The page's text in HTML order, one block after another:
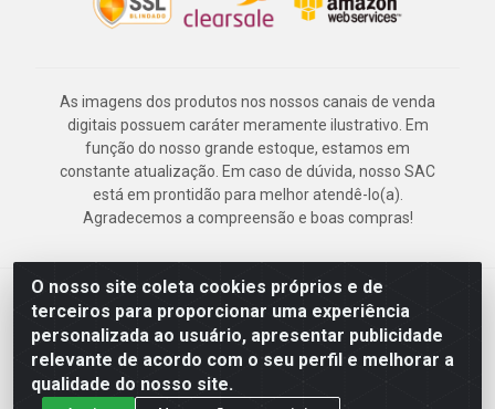
O nosso site coleta cookies próprios e de
terceiros para proporcionar uma experiência
personalizada ao usuário, apresentar publicidade
relevante de acordo com o seu perfil e melhorar a
qualidade do nosso site.
As imagens dos produtos nos nossos canais de venda
digitais possuem caráter meramente ilustrativo. Em
função do nosso grande estoque, estamos em
constante atualização. Em caso de dúvida, nosso SAC
está em prontidão para melhor atendê-lo(a).
Agradecemos a compreensão e boas compras!
Deskontão Atacado - Av. Marechal Mascarenhas de Morais, 2471 -
Imbiribeira - Recife/PE - CEP 51.150-001 - CNPJ 24.150.377/0003-
57